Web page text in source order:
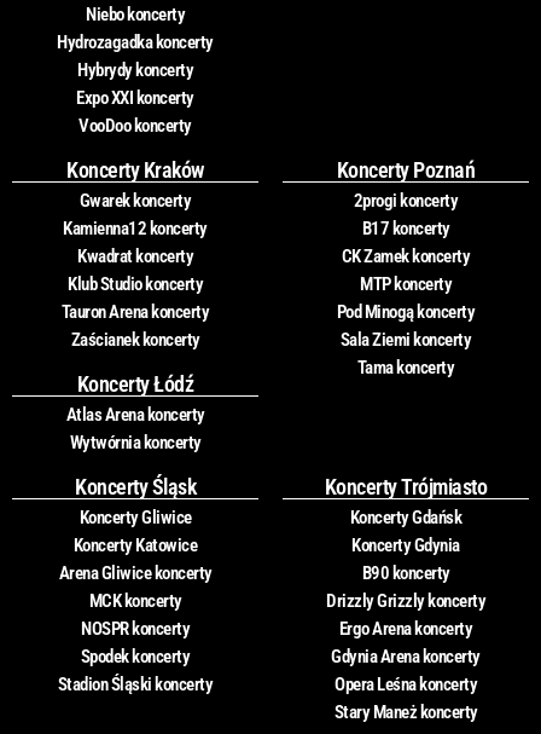
Niebo koncerty
Hydrozagadka koncerty
Hybrydy koncerty
Expo XXI koncerty
VooDoo koncerty
Koncerty Kraków
Gwarek koncerty
Kamienna12 koncerty
Kwadrat koncerty
Klub Studio koncerty
Tauron Arena koncerty
Zaścianek koncerty
Koncerty Łódź
Atlas Arena koncerty
Wytwórnia koncerty
Koncerty Poznań
2progi koncerty
B17 koncerty
CK Zamek koncerty
MTP koncerty
Pod Minogą koncerty
Sala Ziemi koncerty
Tama koncerty
Koncerty Śląsk
Koncerty Gliwice
Koncerty Katowice
Arena Gliwice koncerty
MCK koncerty
NOSPR koncerty
Spodek koncerty
Stadion Śląski koncerty
Koncerty Trójmiasto
Koncerty Gdańsk
Koncerty Gdynia
B90 koncerty
Drizzly Grizzly koncerty
Ergo Arena koncerty
Gdynia Arena koncerty
Opera Leśna koncerty
Stary Maneż koncerty